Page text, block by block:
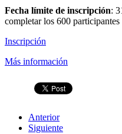
Fecha límite de inscripción:
completar los 600 participantes
Inscripción
Más información
Anterior
Siguiente